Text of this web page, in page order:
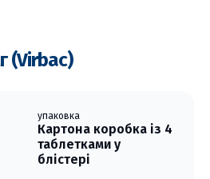
(Virbac)
упаковка
Картона коробка із 4
таблетками у
блістері